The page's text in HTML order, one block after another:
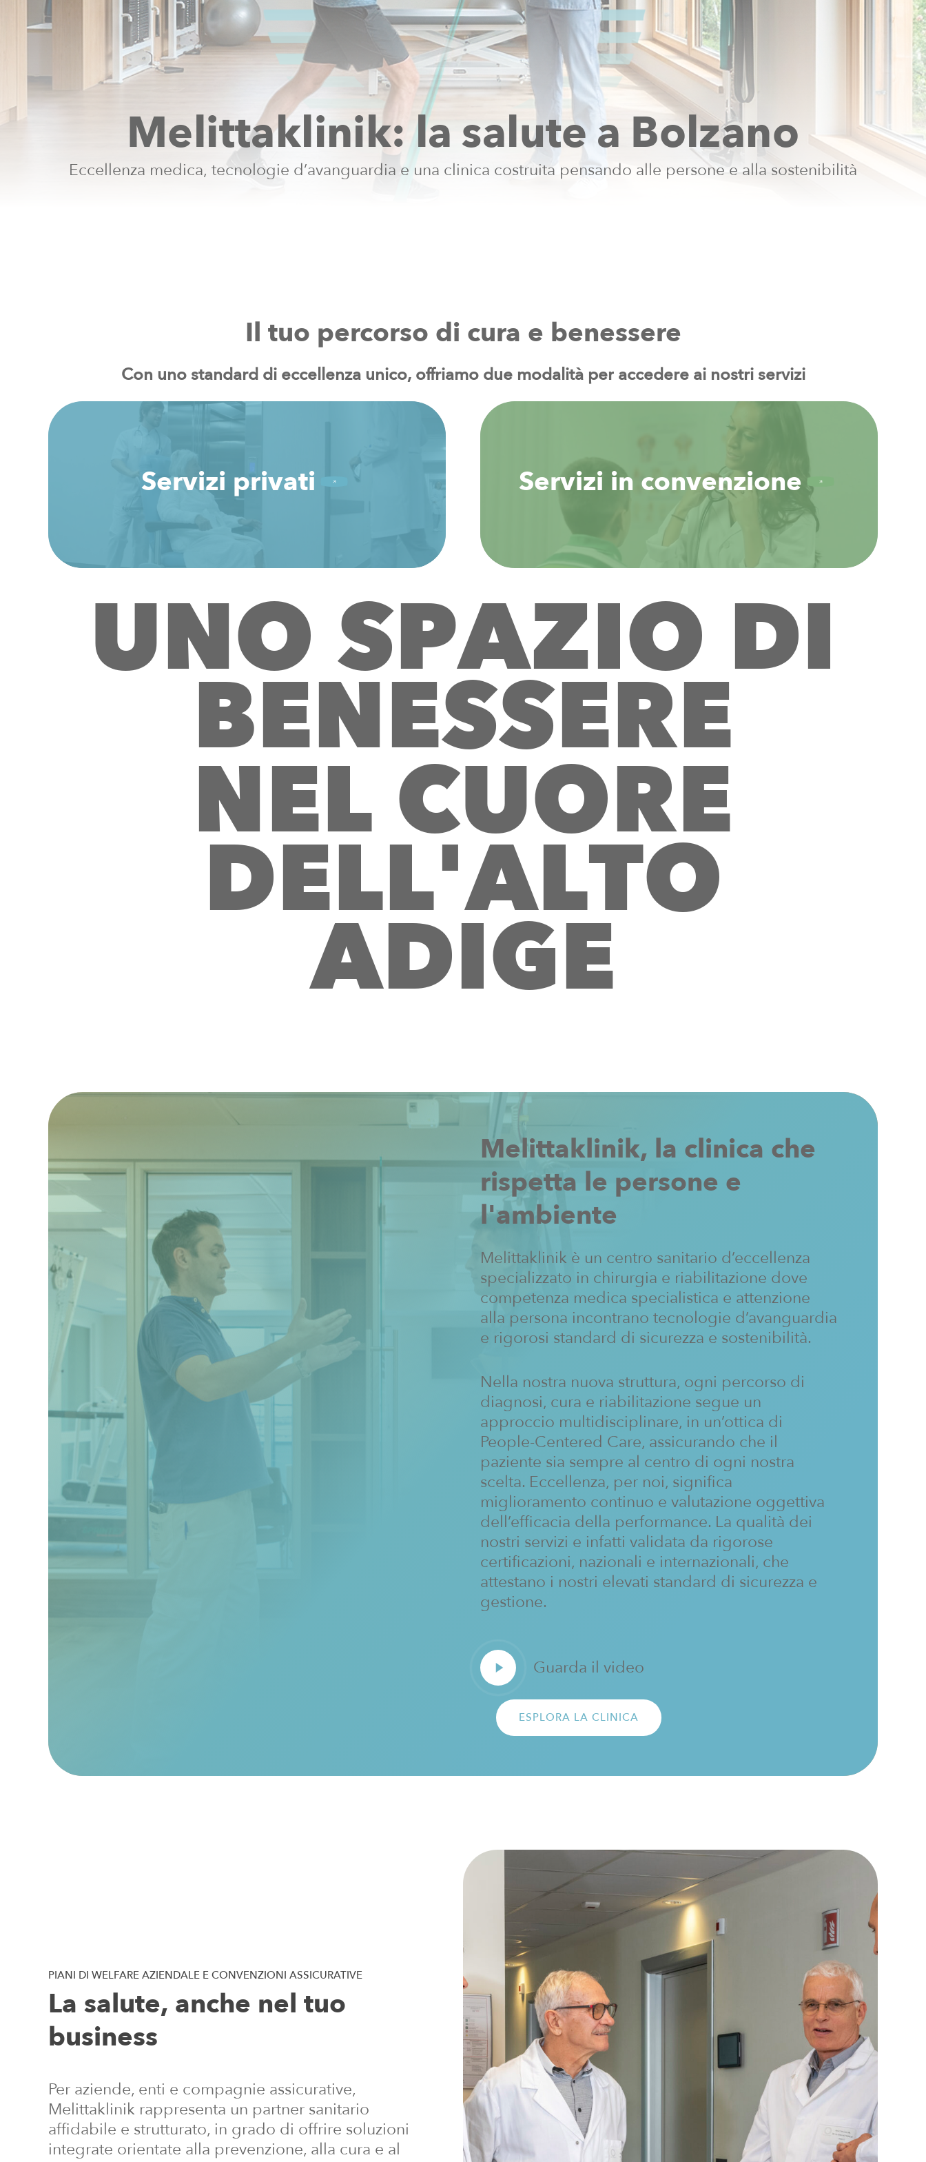
Melittaklinik: lasalutea Bolzano
Eccellenza medica, tecnologie d’avanguardia e una clinica costruita pensando alle personee alla sostenibilità
Il tuo percorso di cura e benessere
Con unostandard di eccellenza unico, offriamo due modalità per accedere ai nostriservizi
Servizi privati Servizi in convenzione
UNO SPAZIO DI
BENESSERE
NEL CUORE
DELL'ALTO
ADIGE
Melittaklinik, la clinica che
rispetta le persone e
l'ambiente
Melittaklinik è un centro sanitario d’eccellenza
specializzato in chirurgia e riabilitazione dove
competenza medica specialistica e attenzione
alla persona incontrano tecnologie d’avanguardia
e rigorosi standard di sicurezza e sostenibilità.
Nella nostra nuova struttura, ogni percorso di
diagnosi, cura e riabilitazione segue un
approccio multidisciplinare, in un’ottica di
People-Centered Care, assicurando che il
paziente sia sempre al centro di ogni nostra
scelta. Eccellenza, per noi, significa
miglioramento continuo e valutazione oggettiva
dell’efficacia della performance. La qualità dei
nostri servizi e infatti validata da rigorose
certificazioni, nazionali e internazionali, che
attestano i nostri elevati standard di sicurezza e
gestione.
Play
Video
Guarda il video
ESPLORA LA CLINICA
PIANI DI WELFARE AZIENDALE E CONVENZIONI ASSICURATIVE
La salute, anche nel tuo
business
Per aziende, enti e compagnie assicurative,
Melittaklinik rappresenta un partner sanitario
affidabile e strutturato, in grado di offrire soluzioni
integrate orientate alla prevenzione, alla cura e al